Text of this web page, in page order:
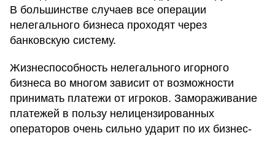
В большинстве случаев все операции
нелегального бизнеса проходят через
банковскую систему.
Жизнеспособность нелегального игорного
бизнеса во многом зависит от возможности
принимать платежи от игроков. Замораживание
платежей в пользу нелицензированных
операторов очень сильно ударит по их бизнес-